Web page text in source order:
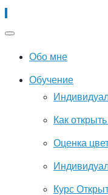
Обо мне
Обучение
Как
Оценка
Курс